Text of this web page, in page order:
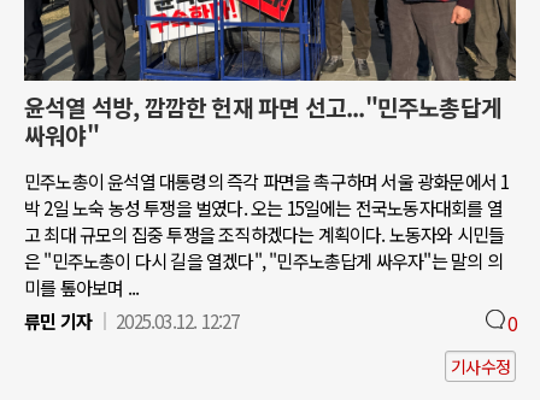
윤석열 석방, 깜깜한 헌재 파면 선고..."민주노총답게
싸워야"
민주노총이 윤석열 대통령의 즉각 파면을 촉구하며 서울 광화문에서 1
박 2일 노숙 농성 투쟁을 벌였다. 오는 15일에는 전국노동자대회를 열
고 최대 규모의 집중 투쟁을 조직하겠다는 계획이다. 노동자와 시민들
은 "민주노총이 다시 길을 열겠다", "민주노총답게 싸우자"는 말의 의
미를 톺아보며 ...
류민 기자
2025.03.12. 12:27 0
기사수정